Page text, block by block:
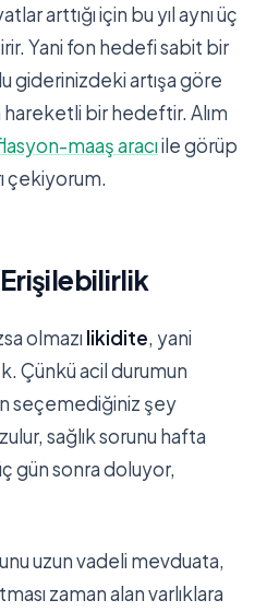
arttığı için bu yıl aynı üç
Yani fon hedefi sabit bir
giderinizdeki artışa göre
bir hedeftir. Alım
maaş aracıile görüp
çekiyorum.
olmazı likidite, yani
Çünkü acil durumun
seçemediğiniz şey
sağlık sorunu hafta
gün sonra doluyor,
uzun vadeli mevduata,
zaman alan varlıklara